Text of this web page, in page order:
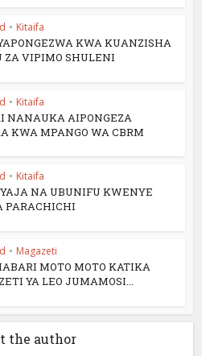
• Kitaifa
KWA KUANZISHA
ZA VIPIMO SHULENI
• Kitaifa
NANAUKA AIPONGEZA
KWA MPANGO WA CBRM
• Kitaifa
NA UBUNIFU KWENYE
PARACHICHI
• Magazeti
MOTO MOTO KATIKA
YA LEO JUMAMOSI...
the author